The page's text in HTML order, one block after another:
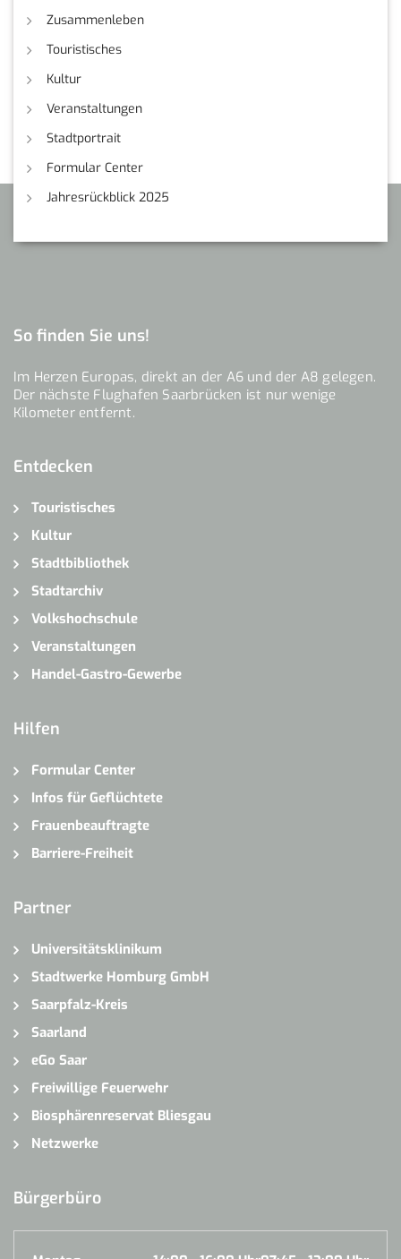
Zusammenleben
Touristisches
Kultur
Veranstaltungen
Stadtportrait
Formular Center
Jahresrückblick 2025
So finden Sie uns!
Im Herzen Europas, direkt an der A6 und der A8 gelegen.
Der nächste Flughafen Saarbrücken ist nur wenige
Kilometer entfernt.
Entdecken
Touristisches
Kultur
Stadtbibliothek
Stadtarchiv
Volkshochschule
Veranstaltungen
Handel-Gastro-Gewerbe
Hilfen
Formular Center
Infos für Geflüchtete
Frauenbeauftragte
Barriere-Freiheit
Partner
Universitätsklinikum
Stadtwerke Homburg GmbH
Saarpfalz-Kreis
Saarland
eGo Saar
Freiwillige Feuerwehr
Biosphärenreservat Bliesgau
Netzwerke
Bürgerbüro